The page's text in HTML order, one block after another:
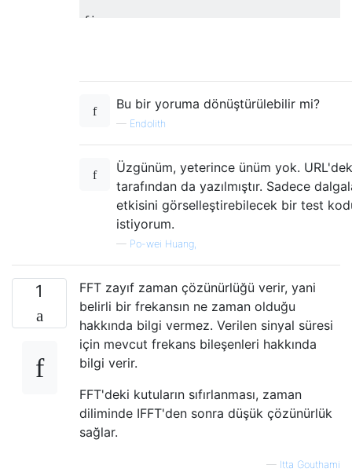
figure;
freq_step = fps/N;
freq = -fps/2:freq_step:fps/2-freq_step;
freq = freq(N/2+1:end)';
plot(freq,abs(F(1:N/2)));
xlabel('freq(Hz)');
ylabel('mag');
title('Zero Padding (DFT) with more
%% Function
function filered_signal =
    n = 0:1:N-1;
    freq = ( n .* fs) ./ N;
Bu bir yoruma dönüştürülebilir mi?
— Endolith
Üzgünüm, yeterince ünüm yok.
tarafından da yazılmıştır. Sadece
etkisini görselleştirebilecek bir test
istiyorum.
— Po-wei Huang,
1
FFT zayıf zaman çözünürlüğü verir, yani
belirli bir frekansın ne zaman olduğu
hakkında bilgi vermez. Verilen sinyal süresi
için mevcut frekans bileşenleri hakkında
bilgi verir.
FFT'deki kutuların sıfırlanması, zaman
diliminde IFFT'den sonra düşük çözünürlük
sağlar.
— Itta Gouthami